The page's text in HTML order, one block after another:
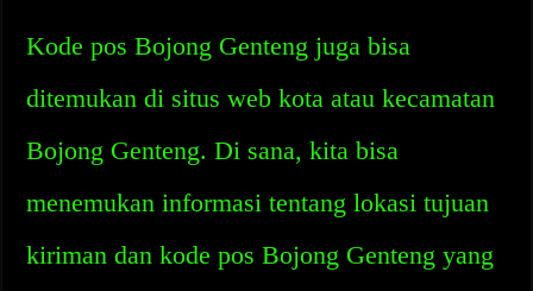
Kode pos Bojong Genteng juga bisa
ditemukan di situs web kota atau kecamatan
Bojong Genteng. Di sana, kita bisa
menemukan informasi tentang lokasi tujuan
kiriman dan kode pos Bojong Genteng yang